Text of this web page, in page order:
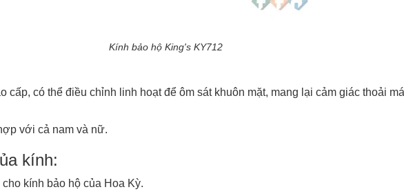
Kính bảo hộ King's KY712
có thể điều chỉnh linh hoạt để ôm sát khuôn mặt, mang lại cảm giác thoải
với cả nam và nữ.
kính:
kính bảo hộ của Hoa Kỳ.